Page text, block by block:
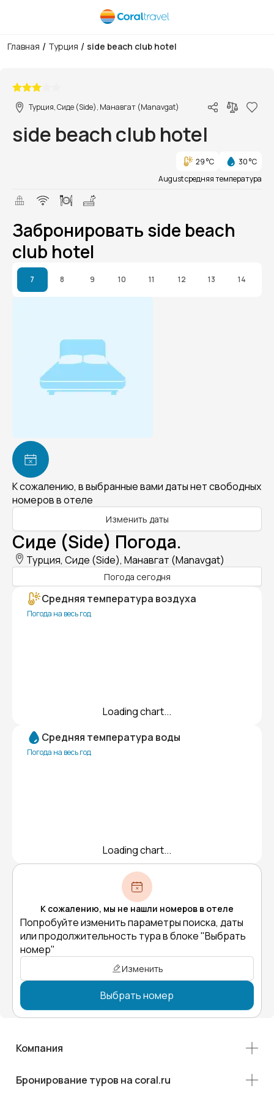
Главная / Турция / side beach club hotel
Турция, Сиде (Side), Манавгат (Manavgat)
side beach club hotel
29 °C
30 °C
August средняя температура
Забронировать side beach
club hotel
7 8 9 10 11 12 13 14
К сожалению, в выбранные вами даты нет свободных
номеров в отеле
Изменить даты
Сиде (Side) Погода.
Турция, Сиде (Side), Манавгат (Manavgat)
Погода сегодня
Средняя температура воздуха
Погода на весь год
Loading chart...
Средняя температура воды
Погода на весь год
Loading chart...
К сожалению, мы не нашли номеров в отеле
Попробуйте изменить параметры поиска, даты
или продолжительность тура в блоке "Выбрать
номер"
Изменить
Выбрать номер
Компания
Бронирование туров на coral.ru